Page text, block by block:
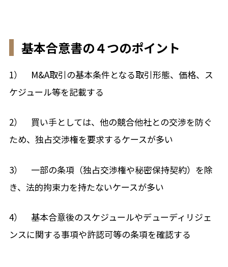
基本合意書の４つのポイント
1） M&A取引の基本条件となる取引形態、価格、ス
ケジュール等を記載する
2） 買い手としては、他の競合他社との交渉を防ぐ
ため、独占交渉権を要求するケースが多い
3） 一部の条項（独占交渉権や秘密保持契約）を除
き、法的拘束力を持たないケースが多い
4） 基本合意後のスケジュールやデューディリジェ
ンスに関する事項や許認可等の条項を確認する